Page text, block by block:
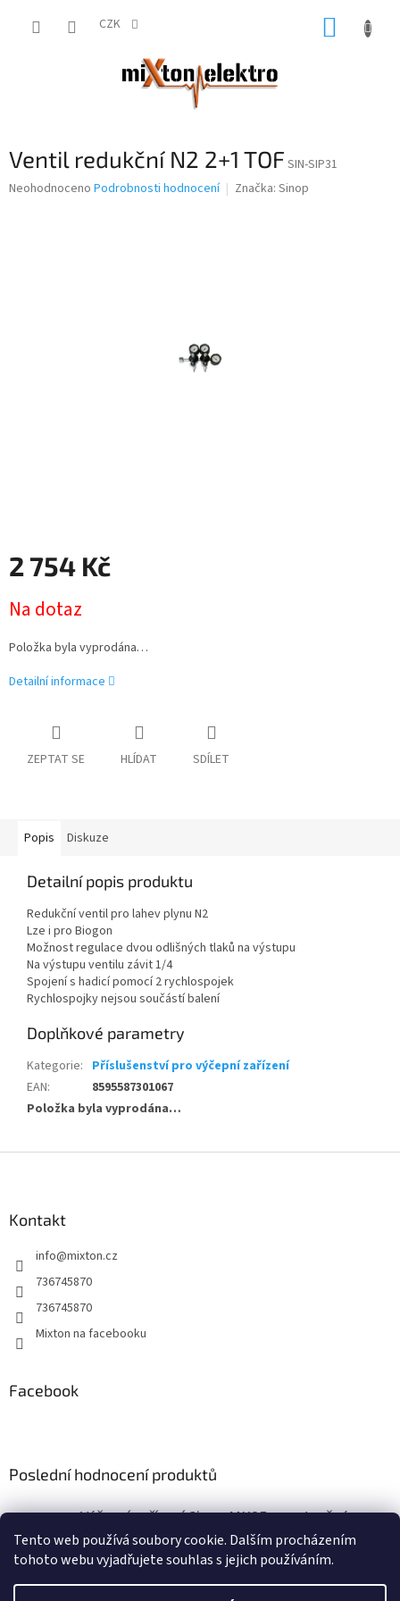
Tento web používá soubory cookie. Dalším procházením
tohoto webu vyjadřujete souhlas s jejich používáním.
CZK
Ventil redukční N2 2+1 TOF SIN-SIP31
Průměrné
Neohodnoceno Podrobnosti hodnocení Značka: Sinop
2 754 Kč
cena:
Na dotaz
Položka byla vyprodána…
Detailní informace
ZEPTAT SE HLÍDAT SDÍLET
Popis Diskuze
Detailní popis produktu
Redukční ventil pro lahev plynu N2
Lze i pro Biogon
Možnost regulace dvou odlišných tlaků na výstupu
Na výstupu ventilu závit 1/4
Spojení s hadicí pomocí 2 rychlospojek
Rychlospojky nejsou součástí balení
Doplňkové parametry
Kategorie: Příslušenství pro výčepní zařízení
EAN:
8595587301067
Položka byla vyprodána…
Kontakt
info@mixton.cz
736745870
736745870
Mixton na facebooku
Facebook
Poslední hodnocení produktů
Výčepní zařízení Sinop MK25 s vestavěným vzduchovým kompresorem
Hodnocení produktu je 5 z 5 hvězdiček.
|